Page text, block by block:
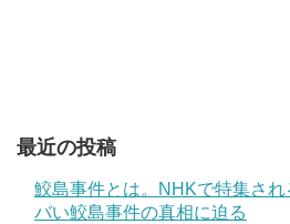
最近の投稿
鮫島事件とは。NHKで特集さ
バい鮫島事件の真相に迫る